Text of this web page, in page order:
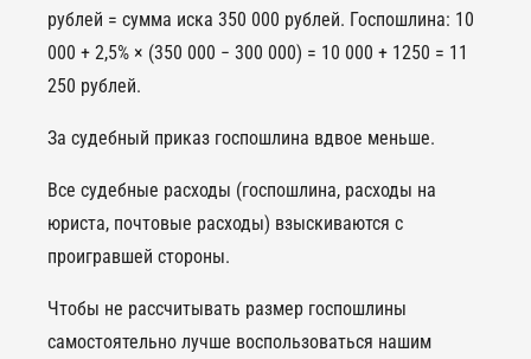
рублей = сумма иска 350 000 рублей. Госпошлина: 10
000 + 2,5% × (350 000 − 300 000) = 10 000 + 1250 = 11
250 рублей.
За судебный приказ госпошлина вдвое меньше.
Все судебные расходы (госпошлина, расходы на
юриста, почтовые расходы) взыскиваются с
проигравшей стороны.
Чтобы не рассчитывать размер госпошлины
самостоятельно лучше воспользоваться нашим